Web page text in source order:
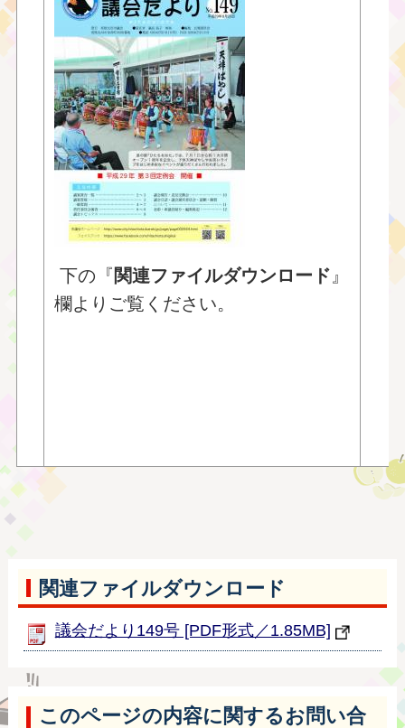
下の『 関連ファイルダウンロード』
欄よりご覧ください。
〇
〇
〇
〇
関連ファイルダウンロード
議会だより149号 [PDF形式／1.85MB]
このページの内容に関するお問い合